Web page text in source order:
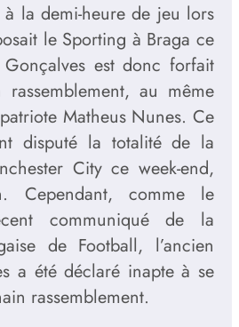
la demi-heure de jeu lors
le Sporting à Braga ce
est donc forfait
au même
Matheus Nunes. Ce
disputé la totalité de la
City ce week-end,
Cependant, comme le
communiqué de la
de Football, l’ancien
a été déclaré inapte à se
rassemblement.